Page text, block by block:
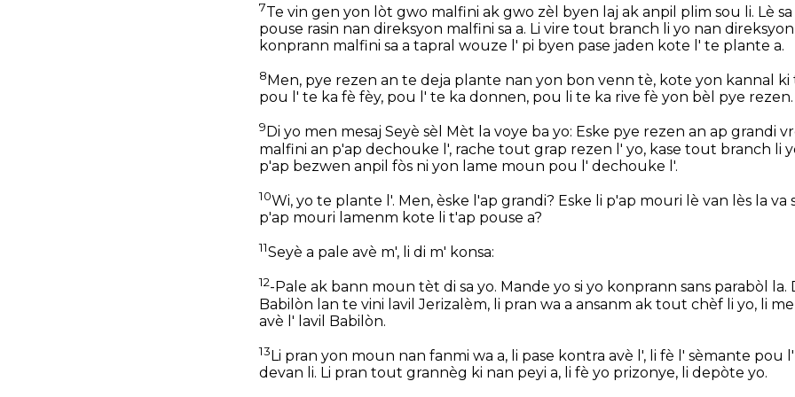
7Te vin gen yon lòt gwo malfini ak gwo zèl byen laj ak anpil plim sou li. Lè
pouse rasin nan direksyon malfini sa a. Li vire tout branch li yo nan
konprann malfini sa a tapral wouze l' pi byen pase jaden kote l' te plante a.
8 Men, pye rezen an te deja plante nan yon bon venn tè, kote yon kannal
pou l' te ka fè fèy, pou l' te ka donnen, pou li te ka rive fè yon bèl pye rezen.
9 Di yo men mesaj Seyè sèl Mèt la voye ba yo: Eske pye rezen an ap grandi
malfini an p'ap dechouke l', rache tout grap rezen l' yo, kase tout branch li
p'ap bezwen anpil fòs ni yon lame moun pou l' dechouke l'.
10Wi, yo te plante l'. Men, èske l'ap grandi? Eske li p'ap mouri lè van lès la va
p'ap mouri lamenm kote li t'ap pouse a?
11Seyè a pale avè m', li di m' konsa:
12-Pale ak bann moun tèt di sa yo. Mande yo si yo konprann sans parabòl la.
Babilòn lan te vini lavil Jerizalèm, li pran wa a ansanm ak tout chèf li yo, li
avè l' lavil Babilòn.
13Li pran yon moun nan fanmi wa a, li pase kontra avè l', li fè l' sèmante
devan li. Li pran tout grannèg ki nan peyi a, li fè yo prizonye, li depòte yo.